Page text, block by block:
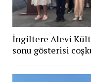
İngiltere Alevi
sonu gösterisi